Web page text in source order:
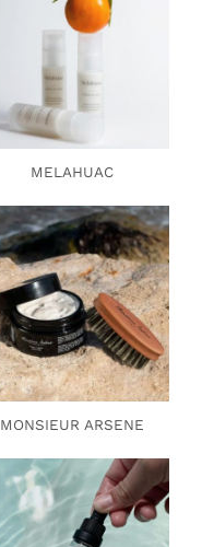
MELAHUAC
MONSIEUR ARSENE